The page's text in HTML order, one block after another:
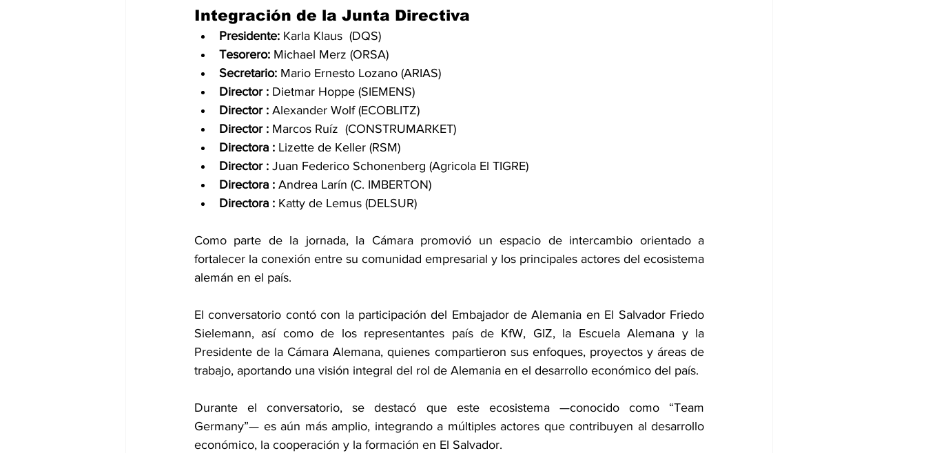
Integración de la Junta Directiva
Presidente: Karla Klaus  (DQS)
Tesorero: Michael Merz (ORSA)
Secretario: Mario Ernesto Lozano (ARIAS)
Director : Dietmar Hoppe (SIEMENS)
Director : Alexander Wolf (ECOBLITZ)
Director : Marcos Ruíz  (CONSTRUMARKET)
Directora : Lizette de Keller (RSM)
Director : Juan Federico Schonenberg (Agricola El TIGRE)
Directora : Andrea Larín (C. IMBERTON)
Directora : Katty de Lemus (DELSUR)
Como parte de la jornada, la Cámara promovió un espacio de intercambio orientado a
fortalecer la conexión entre su comunidad empresarial y los principales actores del ecosistema
alemán en el país.
El conversatorio contó con la participación del Embajador de Alemania en El Salvador Friedo
Sielemann, así como de los representantes país de KfW, GIZ, la Escuela Alemana y la
Presidente de la Cámara Alemana, quienes compartieron sus enfoques, proyectos y áreas de
trabajo, aportando una visión integral del rol de Alemania en el desarrollo económico del país.
Durante el conversatorio, se destacó que este ecosistema —conocido como “Team
Germany”— es aún más amplio, integrando a múltiples actores que contribuyen al desarrollo
económico, la cooperación y la formación en El Salvador.